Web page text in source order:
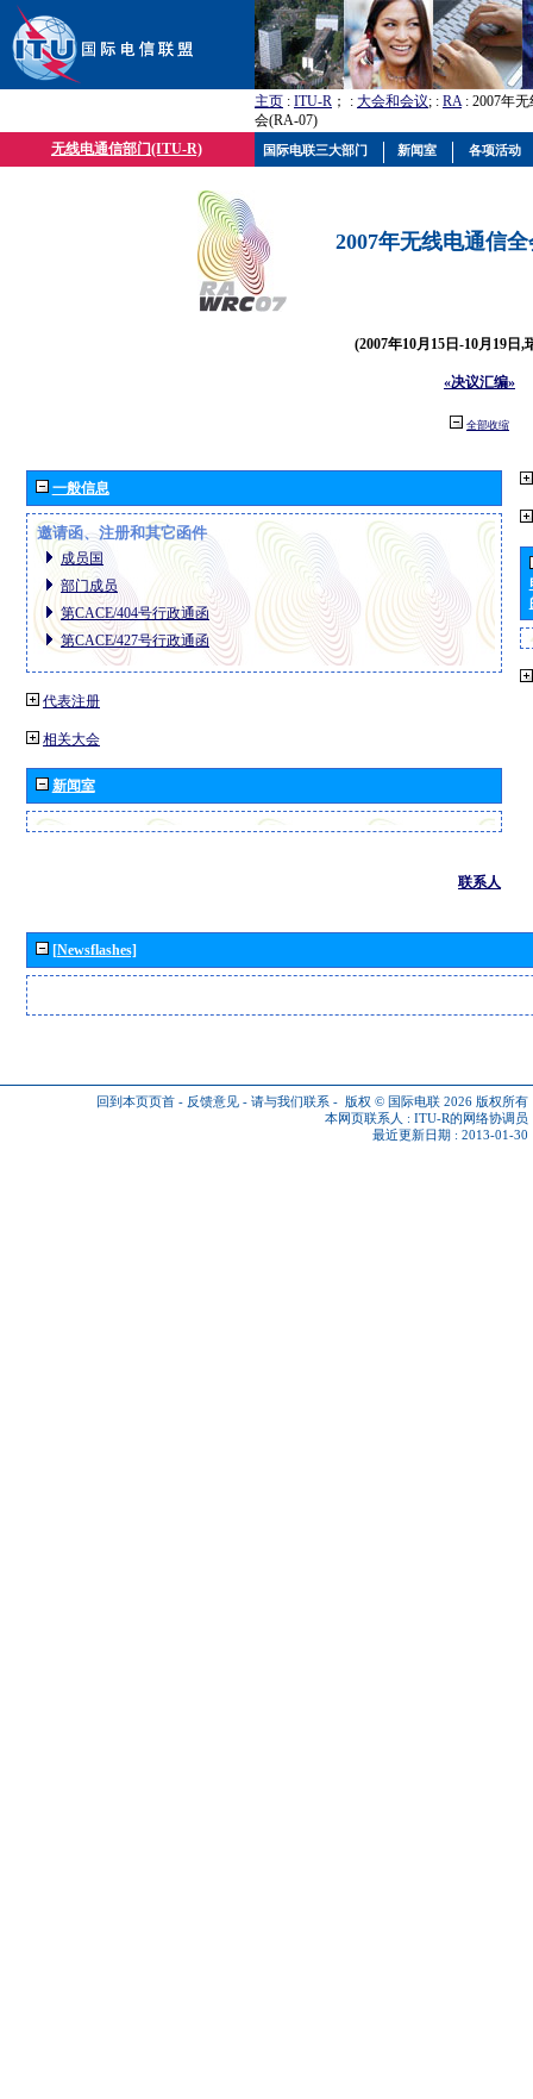
主页 : ITU-R ； : 大会和会议; : RA: 2007年
会(RA-07)
无线电通信部门(ITU-R)
2007年无线电通信
(2007年10月15日-10月19日,
«决议汇编»
全部收缩
一般信息
邀请函、注册和其它函件
成员国
部门成员
第CACE/404号行政通函
第CACE/427号行政通函
代表注册
相关大会
新闻室
联系人
[Newsflashes]
回到本页页首 - 反馈意见 - 请与我们联系 - 版权 © 国际电联 2026 版权所有
本网页联系人 : ITU-R的网络协调员
最近更新日期 : 2013-01-30
国际电联三大部门 新闻室 各项活动